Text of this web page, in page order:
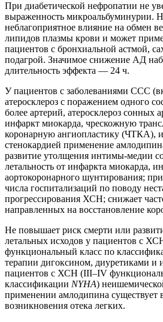
При диабетической нефропатии не
выраженность микроальбуминурии.
неблагоприятное влияние на обмен
липидов плазмы крови и может
пациентов с бронхиальной астмой,
подагрой. Значимое снижение АД
длительность эффекта — 24 ч.
У пациентов с заболеваниями ССС
атеросклероз с поражением одного
более артерий, атеросклероз сонных
инфаркт миокарда, чрескожную
коронарную ангиопластику (ЧТКА),
стенокардией применение
развитие утолщения интимы-медии
летальность от инфаркта миокарда,
аортокоронарного шунтирования;
числа госпитализаций по поводу
прогрессирования ХСН; снижает
направленных на восстановление
Не повышает риск смерти или
летальных исходов у пациентов с
функциональный класс по
терапии дигоксином, диуретиками
пациентов с ХСН (III–IV
классификации NYHA)
применении амлодипина существует
возникновения отека легких.